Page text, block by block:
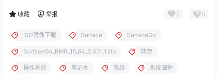
收藏 举报 0 0
ISO镜像下载 Surface SurfaceGo
SurfaceGo_BMR_15_64_2.001.1.zip 微软
操作系统 笔记本 系统 系统固件